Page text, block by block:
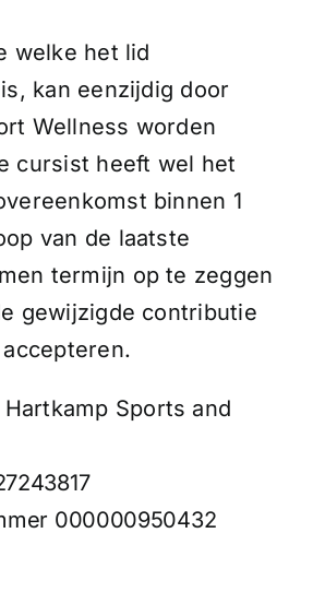
welke het lid
kan eenzijdig door
Wellness worden
cursist heeft wel het
binnen 1
van de laatste
termijn op te zeggen
gewijzigde contributie
Sports and
000000950432